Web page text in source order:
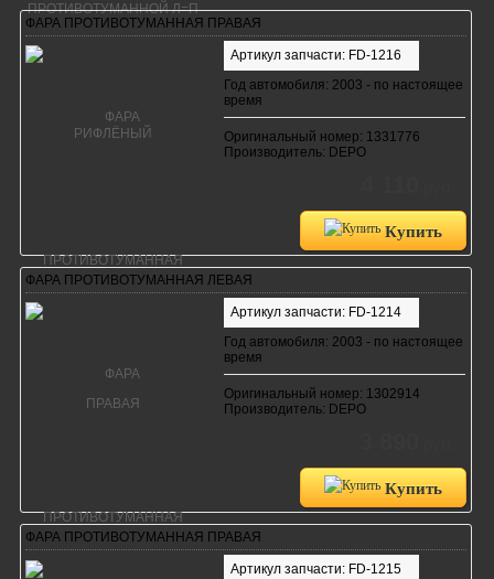
ФАРА ПРОТИВОТУМАННАЯ ПРАВАЯ
Артикул запчасти: FD-1216
Год автомобиля: 2003 - по настоящее
время
Оригинальный номер: 1331776
Производитель: DEPO
Купить
ФАРА ПРОТИВОТУМАННАЯ ЛЕВАЯ
Артикул запчасти: FD-1214
Год автомобиля: 2003 - по настоящее
время
Оригинальный номер: 1302914
Производитель: DEPO
Купить
ФАРА ПРОТИВОТУМАННАЯ ПРАВАЯ
Артикул запчасти: FD-1215